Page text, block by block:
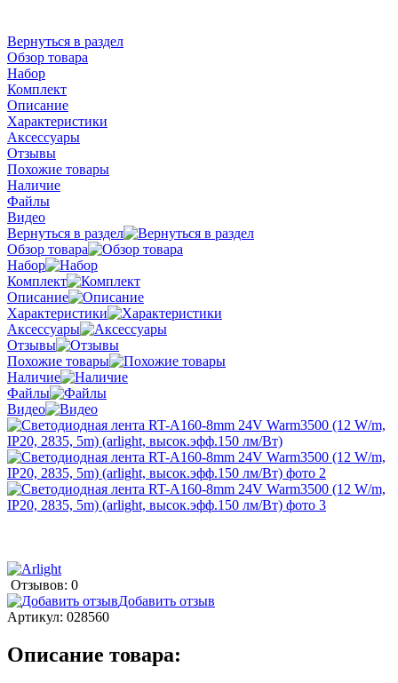
Вернуться в раздел
Обзор товара
Набор
Комплект
Описание
Характеристики
Аксессуары
Отзывы
Похожие товары
Наличие
Файлы
Видео
Вернуться в раздел
Обзор товара
Набор
Комплект
Описание
Характеристики
Аксессуары
Отзывы
Похожие товары
Наличие
Файлы
Видео
Отзывов: 0
Добавить отзыв
Артикул: 028560
Описание товара: